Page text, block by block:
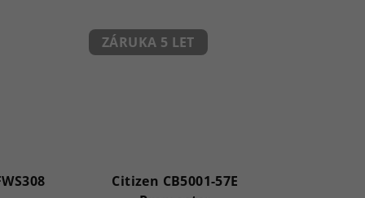
ZÁRUKA 5 LET
Citizen CB5001-57E